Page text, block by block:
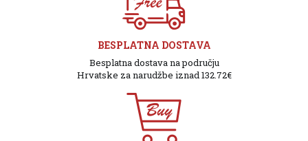
BESPLATNA DOSTAVA
Besplatna dostava na području
Hrvatske za narudžbe iznad 132.72€